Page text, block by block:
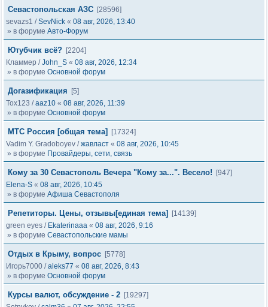
Севастопольская АЗС [28596]
sevazs1 /SevNick « 08 авг, 2026, 13:40
» в форуме Авто-Форум
Ютубчик всё? [2204]
Кламмер /John_S « 08 авг, 2026, 12:34
» в форуме Основной форум
Догазификация
[5]
Tox123 /aaz10 « 08 авг, 2026, 11:39
» в форуме Основной форум
МТС Россия [общая тема]
[17324]
Vadim Y. Gradoboyev /жавласт « 08 авг, 2026, 10:45
» в форуме Провайдеры, сети, связь
Кому за 30 Севастополь Вечера "Кому за...". Весело!
[947]
Elena-S « 08 авг, 2026, 10:45
» в форуме Афиша Севастополя
Репетиторы. Цены, отзывы[единая тема]
[14139]
green eyes / Ekaterinaaa « 08 авг, 2026, 9:16
» в форуме Севастопольские мамы
Отдых в Крыму, вопрос [5778]
Игорь7000 /aleks77 « 08 авг, 2026, 8:43
» в форуме Основной форум
Курсы валют, обсуждение - 2 [19297]